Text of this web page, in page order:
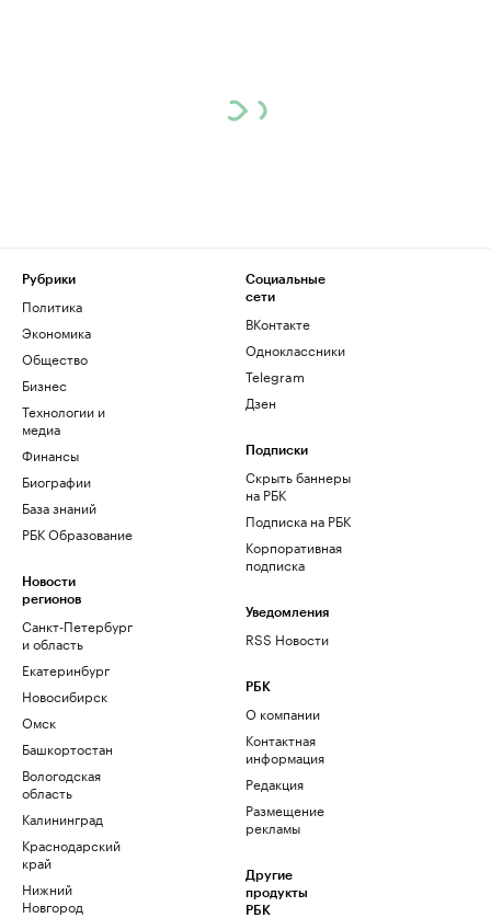
Рубрики
Политика
Экономика
Общество
Бизнес
Технологии и
медиа
Финансы
Биографии
База знаний
РБК Образование
Новости
регионов
Санкт-Петербург
и область
Екатеринбург
Новосибирск
Омск
Башкортостан
Вологодская
область
Калининград
Краснодарский
край
Нижний
Новгород
Социальные
сети
ВКонтакте
Одноклассники
Telegram
Дзен
Подписки
Скрыть баннеры
на РБК
Подписка на РБК
Корпоративная
подписка
Уведомления
RSS Новости
РБК
О компании
Контактная
информация
Редакция
Размещение
рекламы
Другие
продукты
РБК